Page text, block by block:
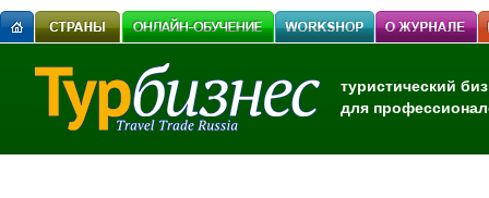
туристический
для